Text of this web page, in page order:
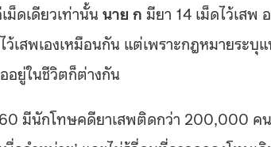
ดเดียวเท่านั้น นาย ก มียา 14 เม็ดไว้เสพ
ว้เสพเองเหมือนกัน แต่เพราะกฎหมายระ
อยู่ในชีวิตก็ต่างกัน
มีนักโทษคดียาเสพติดกว่า 200,000 คน